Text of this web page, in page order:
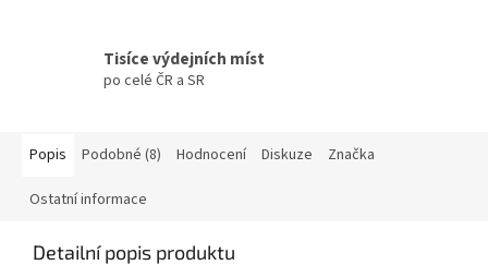
Tisíce výdejních míst
po celé ČR a SR
Popis Podobné (8) Hodnocení Diskuze Značka
Ostatní informace
Detailní popis produktu